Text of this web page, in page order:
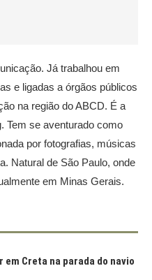
Já trabalhou em
e ligadas a órgãos públicos
na região do ABCD. É a
Tem se aventurado como
por fotografias, músicas
Natural de São Paulo, onde
em Minas Gerais.
em Creta na parada do navio